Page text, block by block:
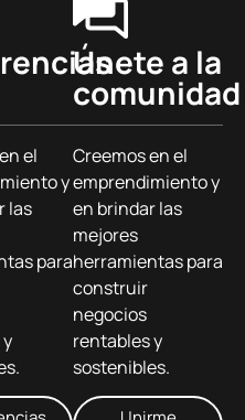
el
y
las
para
Únete a la
comunidad
Creemos en el
emprendimiento y
en brindar las
mejores
herramientas para
construir
negocios
rentables y
sostenibles.